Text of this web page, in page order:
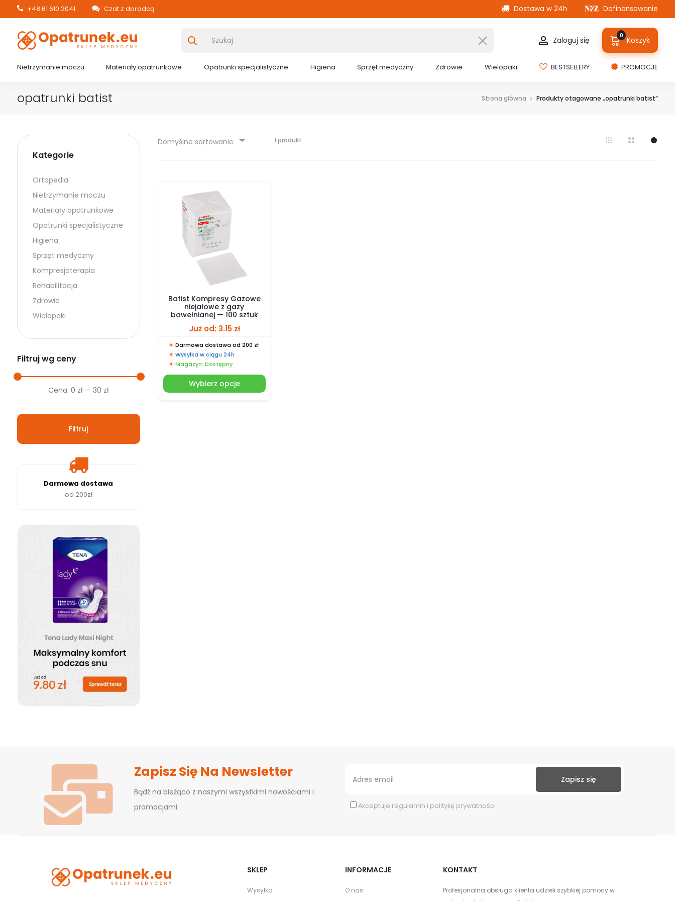
+48 61 610 2041 Czat z doradcą Dostawa w 24h Dofinansowanie
Zaloguj się 0 Koszyk
Nietrzymanie moczu Materiały opatrunkowe Opatrunki specjalistyczne Higiena Sprzęt medyczny Zdrowie Wielopaki BESTSELLERY PROMOCJE
opatrunki batist Strona główna Produkty otagowane „opatrunki batist”
Domyślne sortowanie 1 produkt
Batist Kompresy Gazowe
niejałowe z gazy
bawełnianej — 100 sztuk
Już od: 3.15 zł
Darmowa dostawa od 200 zł
Wysyłka w ciągu 24h
Magazyn: Dostępny
Wybierz opcje
Kategorie
Ortopedia
Nietrzymanie moczu
Materiały opatrunkowe
Opatrunki specjalistyczne
Higiena
Sprzęt medyczny
Kompresjoterapia
Rehabilitacja
Zdrowie
Wielopaki
Filtruj wg ceny
Cena
Cena
Filtruj
Cena: 0 zł— 30 zł
Darmowa dostawa
od 200zł
Zapisz Się Na Newsletter
Bądź na bieżąco z naszymi wszystkimi nowościami i
promocjami.
Akceptuje regulamin i politykę prywatności
SKLEP
Wysyłka
INFORMACJE
O nas
KONTAKT
Profesjonalna obsługa klienta udzieli szybkiej pomocy w